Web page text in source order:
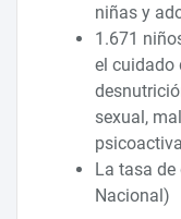
niñas y
1.671
el cuidado
sexual,
La tasa de
Nacional)